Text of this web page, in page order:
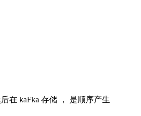
在 kaFka 存储 ， 是顺序产生